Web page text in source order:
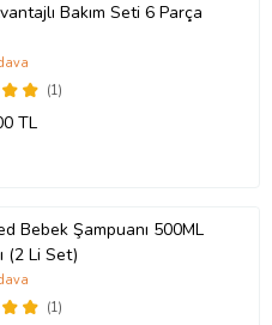
Bakım Seti 6 Parça
(1)
TL
Bebek Şampuanı 500ML
(2 Li Set)
(1)